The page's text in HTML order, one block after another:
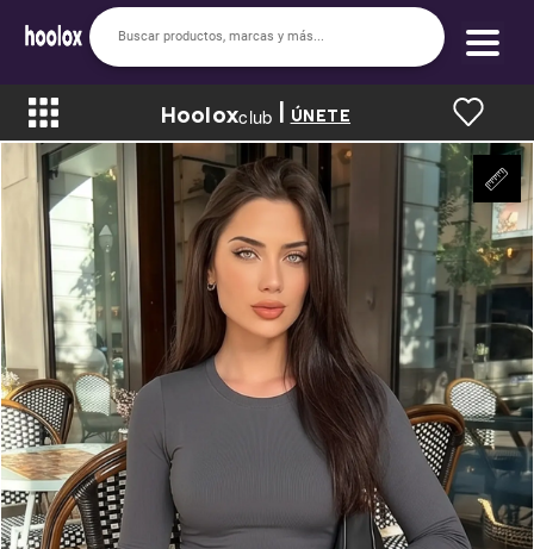
Bienvenido a hoolox
La evolución de la moda en línea.
Iniciar sesión
Soy nuevo
Mis compras
Club de Recompensas
Romper el Precio
Hooloxclub ÚNETE